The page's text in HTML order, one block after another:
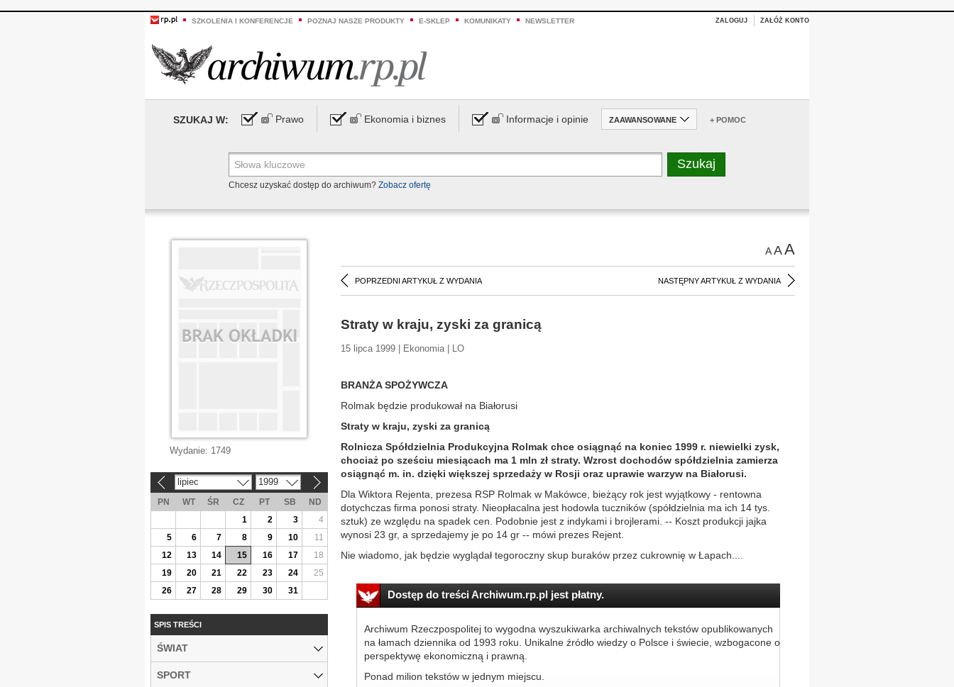
SZKOLENIA I KONFERENCJE POZNAJ NASZE PRODUKTY E-SKLEP KOMUNIKATY NEWSLETTER ZALOGUJ ZAŁÓŻ KONTO
SZUKAJ W: Prawo Ekonomia i biznes Informacje i opinie ZAAWANSOWANE + POMOC
Chcesz uzyskać dostęp do archiwum? Zobacz ofertę
AAA
POPRZEDNI ARTYKUŁ Z WYDANIA NASTĘPNY ARTYKUŁ Z WYDANIA
Straty w kraju, zyski za granicą
15 lipca 1999 | Ekonomia | LO
BRANŻA SPOŻYWCZA
Rolmak będzie produkował na Białorusi
Straty w kraju, zyski za granicą
Rolnicza Spółdzielnia Produkcyjna Rolmak chce osiągnąć na koniec 1999 r. niewielki zysk,
chociaż po sześciu miesiącach ma 1 mln zł straty. Wzrost dochodów spółdzielnia zamierza
osiągnąć m. in. dzięki większej sprzedaży w Rosji oraz uprawie warzyw na Białorusi.
Dla Wiktora Rejenta, prezesa RSP Rolmak w Makówce, bieżący rok jest wyjątkowy - rentowna
dotychczas firma ponosi straty. Nieopłacalna jest hodowla tuczników (spółdzielnia ma ich 14 tys.
sztuk) ze względu na spadek cen. Podobnie jest z indykami i brojlerami. -- Koszt produkcji jajka
wynosi 23 gr, a sprzedajemy je po 14 gr -- mówi prezes Rejent.
Nie wiadomo, jak będzie wyglądał tegoroczny skup buraków przez cukrownię w Łapach....
Dostęp do treści Archiwum.rp.pl jest płatny.
Archiwum Rzeczpospolitej to wygodna wyszukiwarka archiwalnych tekstów opublikowanych
na łamach dziennika od 1993 roku. Unikalne źródło wiedzy o Polsce i świecie, wzbogacone o
perspektywę ekonomiczną i prawną.
Ponad milion tekstów w jednym miejscu.
Wydanie: 1749
lipiec 1999
PN WT ŚR CZ PT SB
ND
1
2 3
4
5
6 7 8 9 10
11
12
13 14 15 16 17
18
19
20 21 22 23 24
25
26
27 28 29 30 31
SPIS TREŚCI
ŚWIAT
SPORT